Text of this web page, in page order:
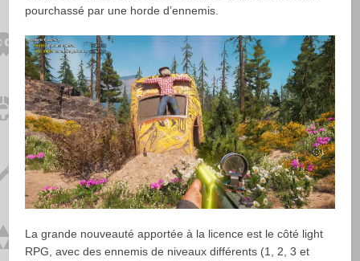
pourchassé par une horde d’ennemis.
La grande nouveauté apportée à la licence est le côté light
RPG, avec des ennemis de niveaux différents (1, 2, 3 et